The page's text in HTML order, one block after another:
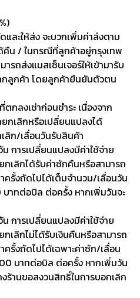
ละให้ส่ง จะบวกเพิ่มค่าส่งตาม
คืน / ในกรณีที่ลูกค้าอยู่กรุงเทพ
รถส่งแมสเซ็นเจอร์ให้เข้ามารับ
กลูกค้า โดยลูกค้ายืนยันตัวตน
กลงเช่าก่อนชำระ เนื่องจาก
กเลิกหรือเปลี่ยนแปลงได้
ลิก/เลื่อนวันรับสินค้า
การเปลี่ยนแปลงมีค่าใช้จ่าย
เลิกได้รับค่าซักคืนหรือสามารถ
ครั้งถัดไปได้เต็มจำนวน/เลื่อนวัน
บาทต่อบิล ต่อครั้ง หากเพิ่มวันจะ
การเปลี่ยนแปลงมีค่าใช้จ่าย
ลิกไม่ได้รับเงินคืนหรือสามารถ
ครั้งถัดไปได้เฉพาะค่าซัก/เลื่อน
บาทต่อบิล ต่อครั้ง หากเพิ่มวัน
ร้านขอสงวนสิทธิ์ในการบอกเลิก